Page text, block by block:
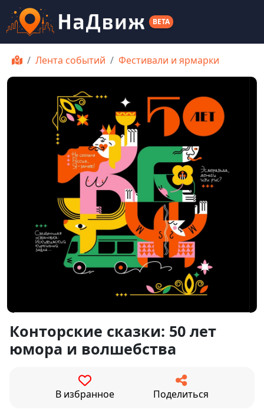
BETA
Лента событий Фестивали и ярмарки
Конторские сказки: 50 лет
юмора и волшебства
В избранное Поделиться